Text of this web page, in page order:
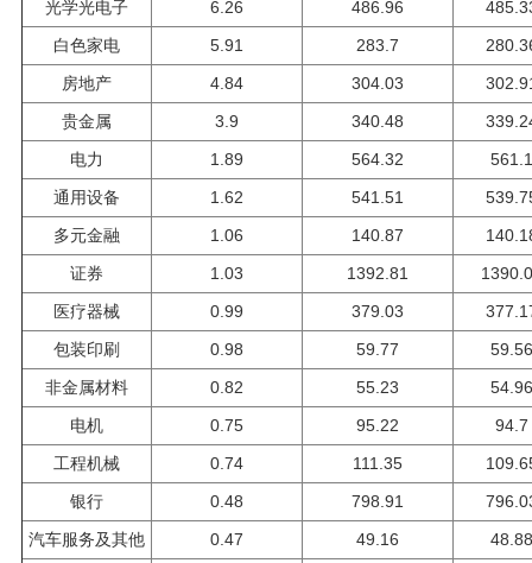
光学光电子
6.26 486.96
白色家电
5.91 283.7
房地产
4.84 304.03
贵金属
3.9 340.48
电力
1.89 564.32
561.1
通用设备
1.62 541.51
多元金融
1.06 140.87
证券
1.03 1392.81
医疗器械
0.99 379.03
包装印刷
0.98 59.77
59.56
非金属材料
0.82 55.23
54.96
电机
0.75 95.22
94.7
工程机械
0.74 111.35
银行
0.48 798.91
汽车服务及其他
0.47 49.16
48.88